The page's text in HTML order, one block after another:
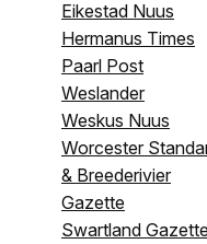
Eikestad Nuus
Hermanus Times
Paarl Post
Weslander
Weskus Nuus
Worcester
& Breederivier
Gazette
Swartland Gazette